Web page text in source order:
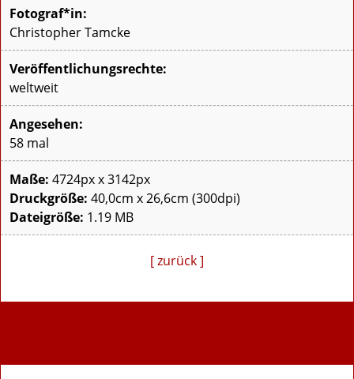
Fotograf*in:
Christopher Tamcke
Veröffentlichungsrechte:
weltweit
Angesehen:
58 mal
Maße: 4724px x 3142px
Druckgröße: 40,0cm x 26,6cm (300dpi)
Dateigröße: 1.19 MB
[ zurück ]